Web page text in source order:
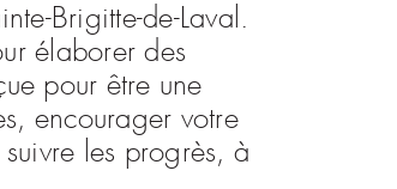
Brigitte-de-Laval.
élaborer des
pour être une
encourager votre
les progrès, à